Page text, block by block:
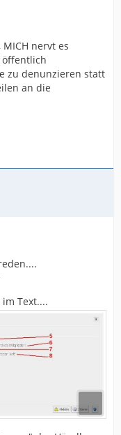
nervt es
öffentlich
zu denunzieren statt
an die
Text....